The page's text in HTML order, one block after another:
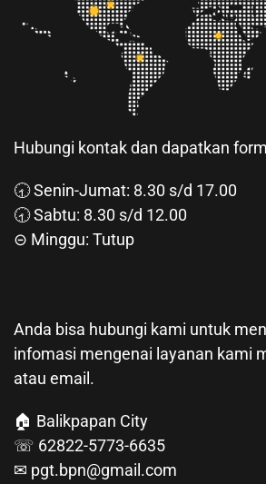
Hubungi kontak dan dapatkan
🕣 Senin-Jumat: 8.30 s/d 17.00
🕣 Sabtu: 8.30 s/d 12.00
⊝ Minggu: Tutup
Anda bisa hubungi kami untuk
infomasi mengenai layanan kami
atau email.
🏠 Balikpapan City
☏ 62822-5773-6635
✉ pgt.bpn@gmail.com